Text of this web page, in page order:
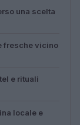
una scelta
fresche vicino
e rituali
locale e